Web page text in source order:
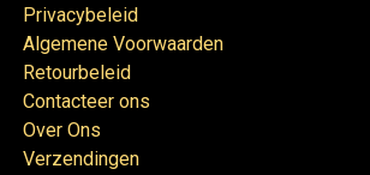
Privacybeleid
Algemene Voorwaarden
Retourbeleid
Contacteer ons
Over Ons
Verzendingen